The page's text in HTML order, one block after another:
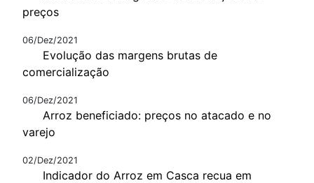
preços
06/Dez/2021
Evolução das margens brutas de
comercialização
06/Dez/2021
Arroz beneficiado: preços no atacado e no
varejo
02/Dez/2021
Indicador do Arroz em Casca recua em